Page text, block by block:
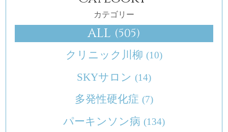
カテゴリー
ALL (505)
クリニック川柳 (10)
SKYサロン (14)
多発性硬化症 (7)
パーキンソン病 (134)